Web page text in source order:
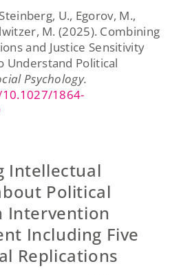
U., Egorov, M.,
M. (2025). Combining
and Justice Sensitivity
Understand Political
Psychology.
1864-
Intellectual
Political
Intervention
Including Five
Replications